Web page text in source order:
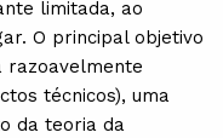
limitada, ao
O principal objetivo
técnicos), uma
da teoria da